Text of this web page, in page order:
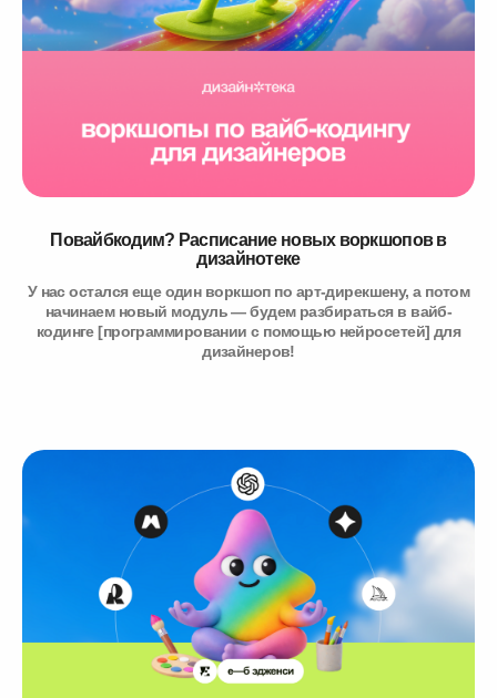
Повайбкодим? Расписание новых воркшопов в
дизайнотеке
У нас остался еще один воркшоп по арт-дирекшену, а потом
начинаем новый модуль — будем разбираться в вайб-
кодинге [программировании с помощью нейросетей] для
дизайнеров!